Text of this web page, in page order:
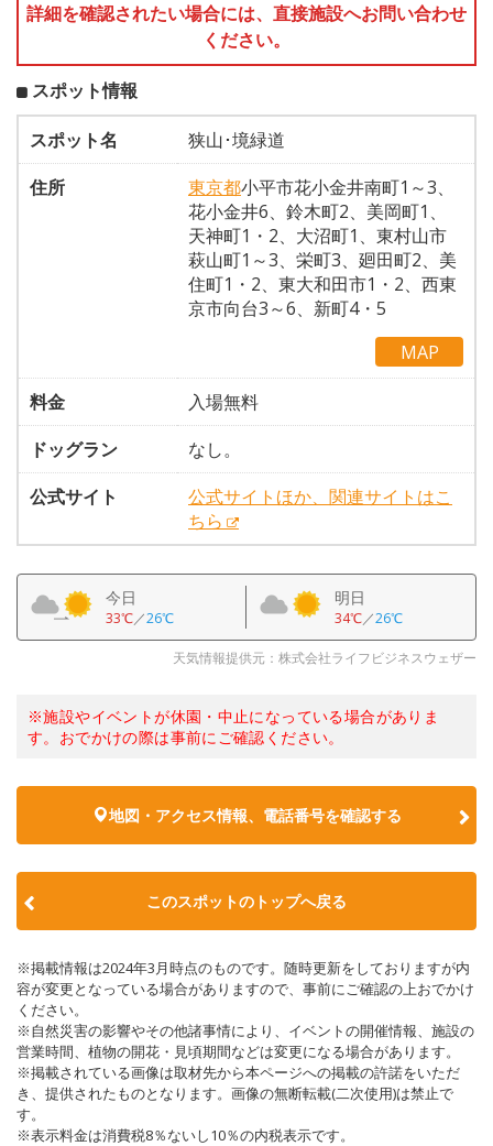
詳細を確認されたい場合には、直接施設へお問い合わせ
ください。
スポット情報
スポット名
狭山･境緑道
住所
東京都小平市花小金井南町1～3、
花小金井6、鈴木町2、美岡町1、
天神町1・2、大沼町1、東村山市
萩山町1～3、栄町3、廻田町2、美
住町1・2、東大和田市1・2、西東
京市向台3～6、新町4・5
MAP
料金
入場無料
ドッグラン
なし。
公式サイト
公式サイトほか、関連サイトはこ
ちら
今日
33℃／26℃
明日
34℃／26℃
天気情報提供元：株式会社ライフビジネスウェザー
※施設やイベントが休園・中止になっている場合がありま
す。おでかけの際は事前にご確認ください。
地図・アクセス情報、電話番号を確認する
このスポットのトップへ戻る
※掲載情報は2024年3月時点のものです。随時更新をしておりますが内
容が変更となっている場合がありますので、事前にご確認の上おでかけ
ください。
※自然災害の影響やその他諸事情により、イベントの開催情報、施設の
営業時間、植物の開花・見頃期間などは変更になる場合があります。
※掲載されている画像は取材先から本ページへの掲載の許諾をいただ
き、提供されたものとなります。画像の無断転載(二次使用)は禁止で
す。
※表示料金は消費税8％ないし10％の内税表示です。